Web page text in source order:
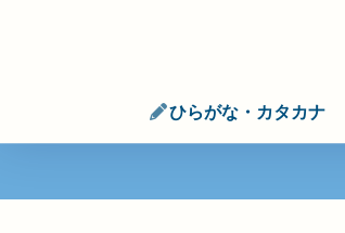
ひらがな・カタカナ